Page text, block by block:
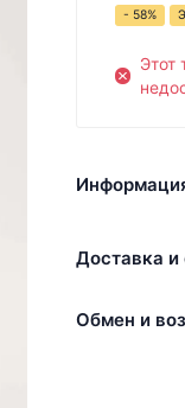
- 58%
Этот
Доставка и
Обмен и